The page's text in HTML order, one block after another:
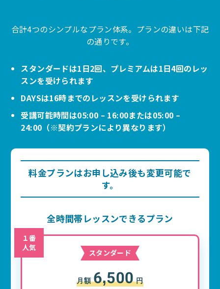
合計4つのシンプルなプラン体系。プランの違いは下記
の通りです。
スタンダードは1日2回、プレミアムは1日4回のレッ
スンを受けられます
DAYSは16時までのレッスンを受けられます
受講可能時間は05:00 – 16:00または05:00 –
24:00（※契約プランにより異なります）
料金プランはお申し込み後も変更可能で
す。
全時間帯レッスンできるプラン
１番
人気
スタンダード
月額6,500円